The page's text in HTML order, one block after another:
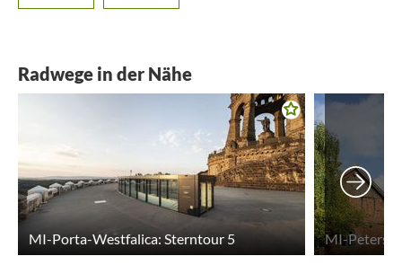
Radwege in der Nähe
MI-Porta-Westfalica: Sterntour 5